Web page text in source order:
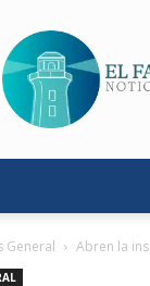
Faro
Noticias
General Abren la